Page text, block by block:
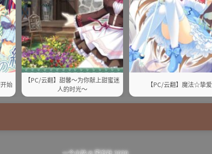
始
【PC/云翻】甜馨～为你献上甜蜜迷
人的时光～
【PC/云翻】魔法☆挚爱